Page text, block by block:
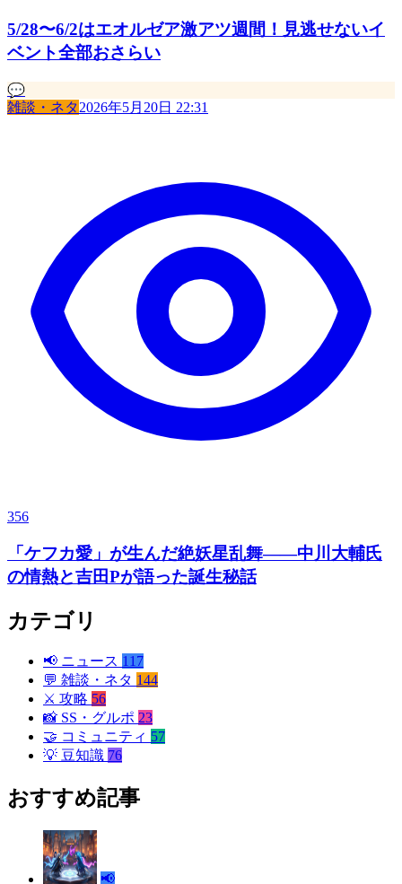
5/28〜6/2はエオルゼア激アツ週間！見逃せないイ
ベント全部おさらい
💬
雑談・ネタ2026年5月20日 22:31
356
「ケフカ愛」が生んだ絶妖星乱舞——中川大輔氏
の情熱と吉田Pが語った誕生秘話
カテゴリ
📢 ニュース 117
💬 雑談・ネタ 144
⚔️ 攻略 56
📸 SS・グルポ 23
🤝 コミュニティ 57
💡 豆知識 76
おすすめ記事
📢